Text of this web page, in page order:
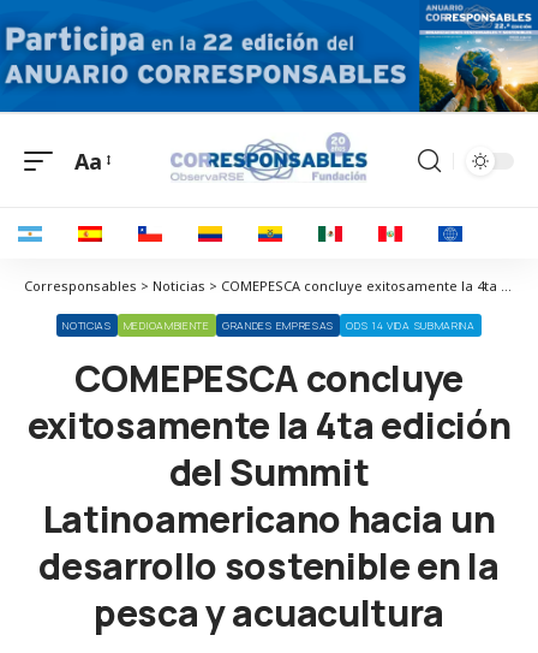
Aa
Corresponsables > Noticias > COMEPESCA concluye exitosamente la 4ta edición del Summit Latinoamericano hacia un desarrollo sostenible en la pesca y acuacultura
NOTICIAS MEDIOAMBIENTE GRANDES EMPRESAS ODS 14 VIDA SUBMARINA
COMEPESCA concluye
exitosamente la 4ta edición
del Summit
Latinoamericano hacia un
desarrollo sostenible en la
pesca y acuacultura